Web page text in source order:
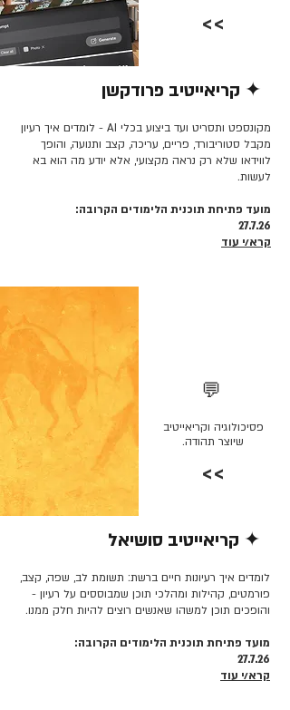
>>
✦ קריאייטיב פרודקשן
מקונספט ותסריט ועד ביצוע בכלי AI - לומדים איך רעיון
מקבל סטוריבורד, פריים, עריכה, קצב ותנועה, והופך
לווידאו שלא רק נראה מקצועי, אלא יודע מה הוא בא
לעשות.
מועד פתיחת תוכנית הלימודים הקרובה:
27.7.26
קרא/י עוד
💬
פסיכולוגיה וקריאייטיב
שיוצר תהודה.
>>
✦ קריאייטיב סושיאל
לומדים איך רעיונות חיים ברשת: תשומת לב, שפה, קצב,
פורמטים, קהילות ומהלכי תוכן שמבוססים על רעיון -
והופכים תוכן למשהו שאנשים רוצים להיות חלק ממנו.
מועד פתיחת תוכנית הלימודים הקרובה:
27.7.26
קרא/י עוד